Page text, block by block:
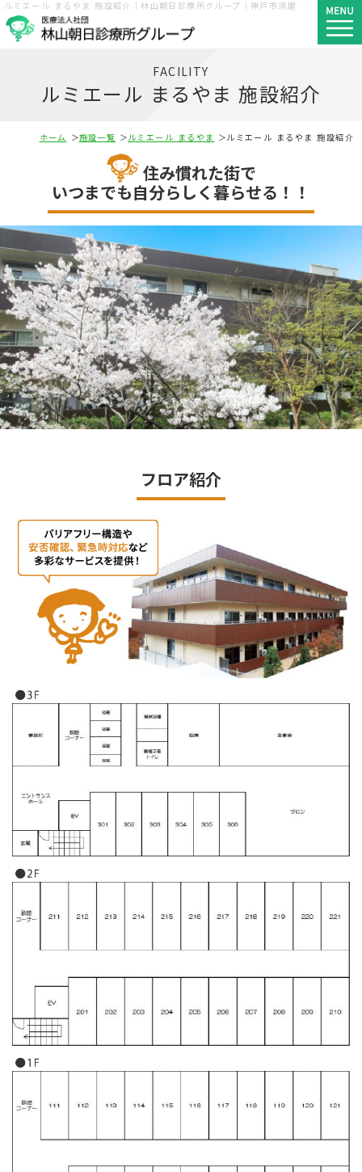
ルミエール まるやま 施設紹介｜林山朝日診療所グループ｜神戸市須磨区・長田区・西区
FACILITY
ルミエール まるやま 施設紹介
ホーム 施設一覧 ルミエール まるやま ルミエール まるやま 施設紹介
住み慣れた街で
いつまでも自分らしく暮らせる！！
フロア紹介